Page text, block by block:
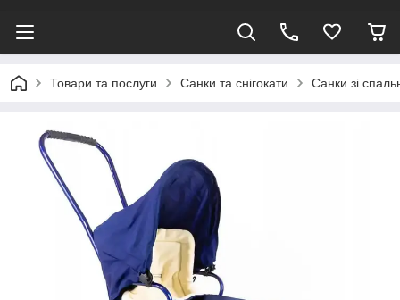
Товари та послуги Санки та снігокати Санки зі